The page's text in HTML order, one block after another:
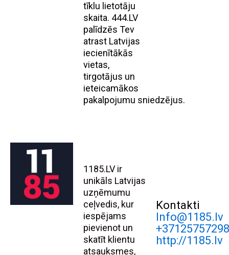
tīklu lietotāju
skaita. 444.LV
palīdzēs Tev
atrast Latvijas
iecienītākās
vietas,
tirgotājus un
ieteicamākos
pakalpojumu sniedzējus.
1185.LV ir
unikāls Latvijas
uzņēmumu
ceļvedis, kur
iespējams
pievienot un
skatīt klientu
atsauksmes,
Kontakti
Info@1185.lv
http://1185.lv